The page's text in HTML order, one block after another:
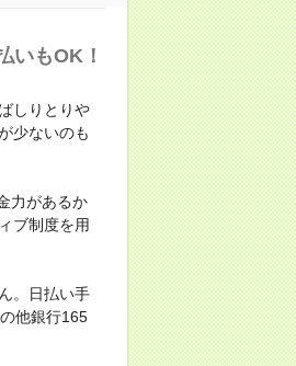
いもOK！
しりとりや
少ないのも
力があるか
ブ制度を用
。日払い手
他銀行165